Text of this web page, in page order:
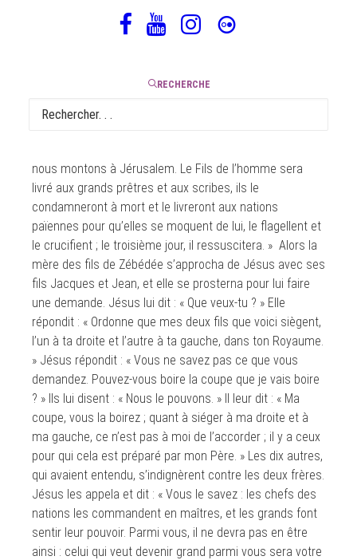
RECHERCHE
nous montons à Jérusalem. Le Fils de l’homme sera
livré aux grands prêtres et aux scribes, ils le
condamneront à mort et le livreront aux nations
païennes pour qu’elles se moquent de lui, le flagellent et
le crucifient ; le troisième jour, il ressuscitera. » Alors la
mère des fils de Zébédée s’approcha de Jésus avec ses
fils Jacques et Jean, et elle se prosterna pour lui faire
une demande. Jésus lui dit : « Que veux-tu ? » Elle
répondit : « Ordonne que mes deux fils que voici siègent,
l’un à ta droite et l’autre à ta gauche, dans ton Royaume.
» Jésus répondit : « Vous ne savez pas ce que vous
demandez. Pouvez-vous boire la coupe que je vais boire
? » Ils lui disent : « Nous le pouvons. » Il leur dit : « Ma
coupe, vous la boirez ; quant à siéger à ma droite et à
ma gauche, ce n’est pas à moi de l’accorder ; il y a ceux
pour qui cela est préparé par mon Père. » Les dix autres,
qui avaient entendu, s’indignèrent contre les deux frères.
Jésus les appela et dit : « Vous le savez : les chefs des
nations les commandent en maîtres, et les grands font
sentir leur pouvoir. Parmi vous, il ne devra pas en être
ainsi : celui qui veut devenir grand parmi vous sera votre